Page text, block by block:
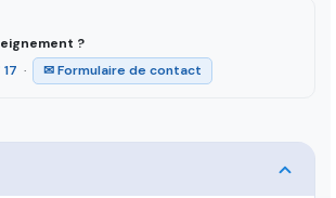
?
· ✉ Formulaire de contact